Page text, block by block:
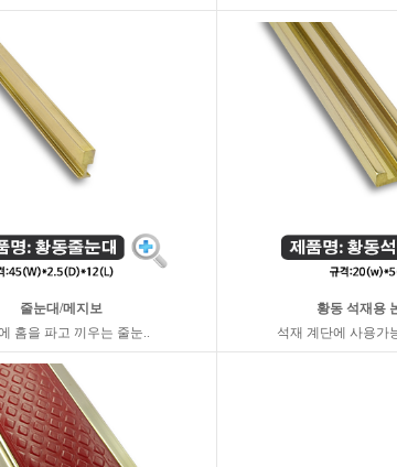
줄눈대/메지보
홈을 파고 끼우는 줄눈..
황동 석재용
석재 계단에 사용가